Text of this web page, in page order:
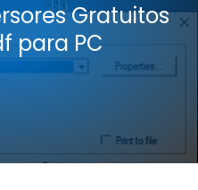
Gratuitos
para PC